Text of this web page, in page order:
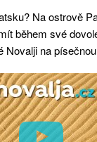
Na ostrově
během své
Novalji na